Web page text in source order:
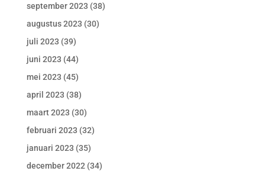
september 2023 (38)
augustus 2023 (30)
juli 2023 (39)
juni 2023 (44)
mei 2023 (45)
april 2023 (38)
maart 2023 (30)
februari 2023 (32)
januari 2023 (35)
december 2022 (34)